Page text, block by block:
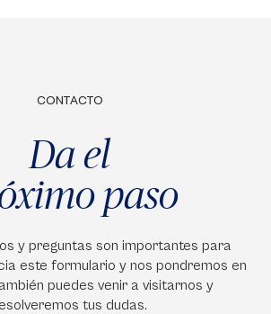
CONTACTO
Da el
paso
y preguntas son importantes para
este formulario y nos pondremos en
puedes venir a visitarnos y
tus dudas.